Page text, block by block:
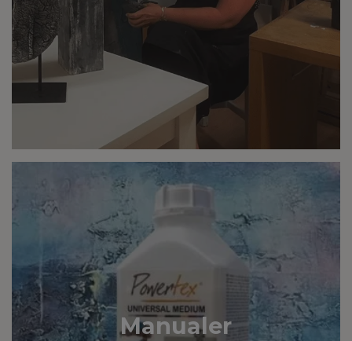
Manualer